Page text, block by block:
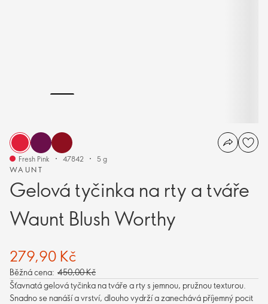
WAUNT
Gelová tyčinka na rty a tváře
Waunt Blush Worthy
Fresh Pink 47842 5 g
279,90 Kč
Běžná cena: 450,00 Kč
Šťavnatá gelová tyčinka na tváře a rty s jemnou, pružnou texturou.
Snadno se nanáší a vrství, dlouho vydrží a zanechává příjemný pocit